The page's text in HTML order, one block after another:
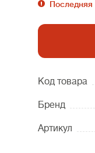
Последняя
Код товара
Бренд
Артикул